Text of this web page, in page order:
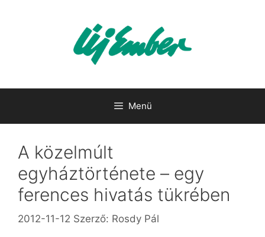
Menü
A közelmúlt
egyháztörténete – egy
ferences hivatás tükrében
2012-11-12 Szerző: Rosdy Pál